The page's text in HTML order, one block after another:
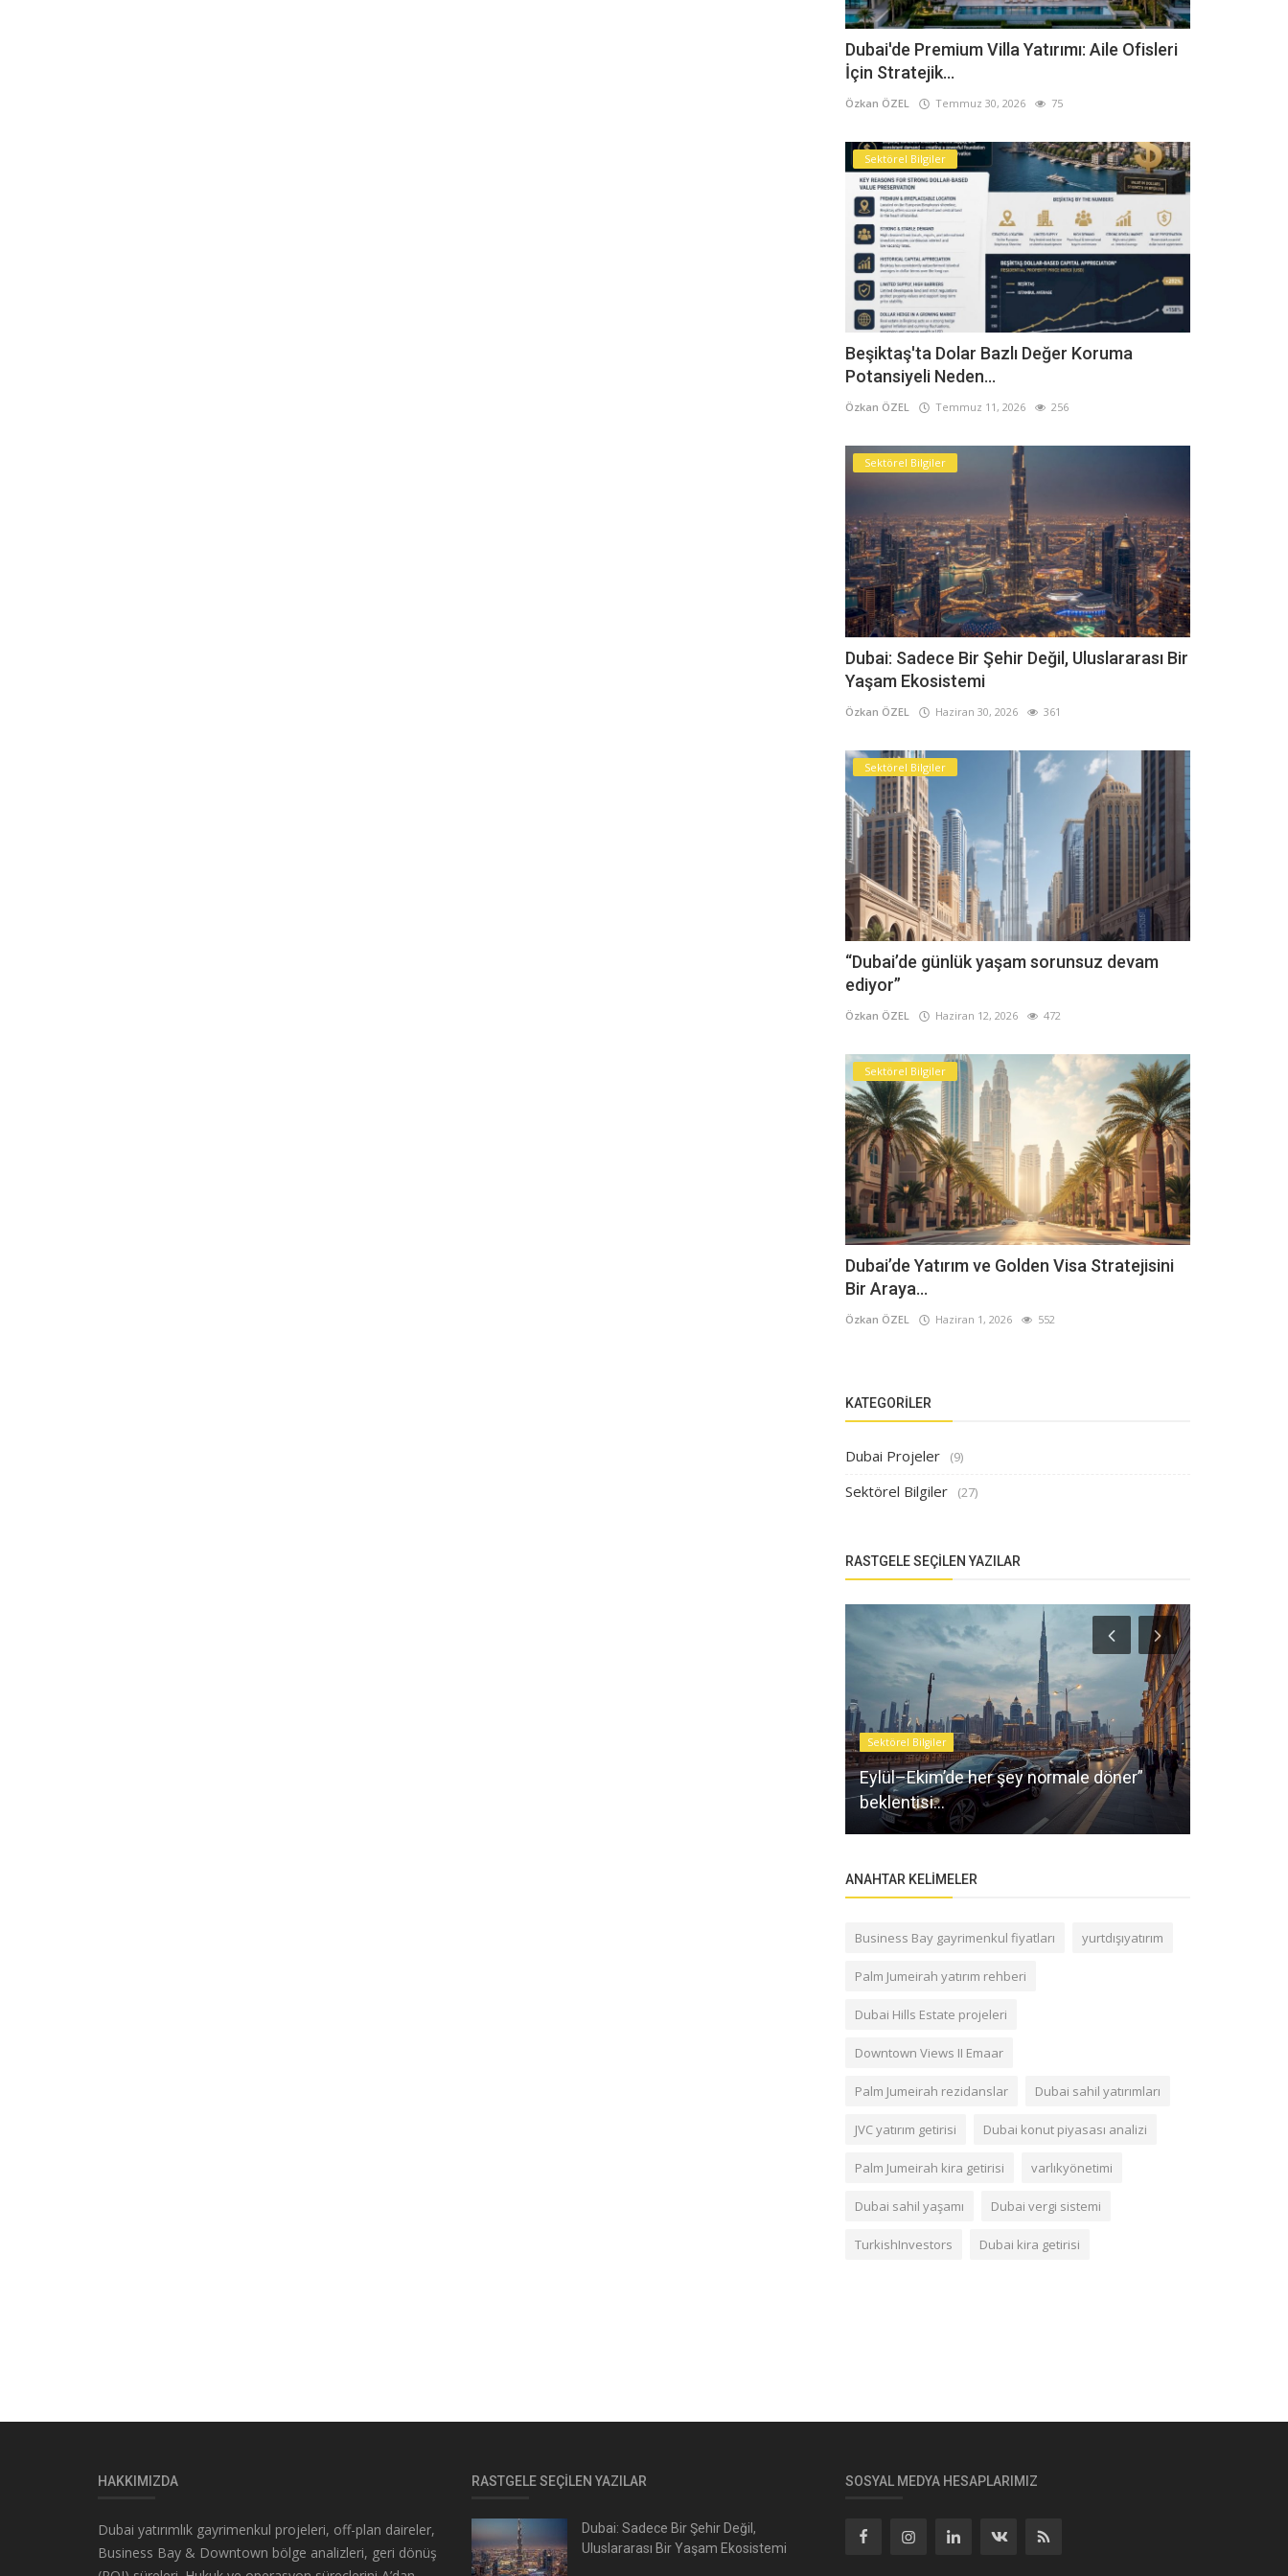
Dubai'de Premium Villa Yatırımı: Aile Ofisleri
İçin Stratejik...
Özkan ÖZEL Temmuz 30, 2026 75
Sektörel Bilgiler
Beşiktaş'ta Dolar Bazlı Değer Koruma
Potansiyeli Neden...
Özkan ÖZEL Temmuz 11, 2026 256
Sektörel Bilgiler
Dubai: Sadece Bir Şehir Değil, Uluslararası Bir
Yaşam Ekosistemi
Özkan ÖZEL Haziran 30, 2026 361
Sektörel Bilgiler
“Dubai’de günlük yaşam sorunsuz devam
ediyor”
Özkan ÖZEL Haziran 12, 2026 472
Sektörel Bilgiler
Dubai’de Yatırım ve Golden Visa Stratejisini
Bir Araya...
Özkan ÖZEL Haziran 1, 2026 552
KATEGORILER
Dubai Projeler (9)
Sektörel Bilgiler (27)
RASTGELE SEÇILEN YAZILAR
Sektörel Bilgiler
Eylül–Ekim’de her şey normale döner”
beklentisi…
ANAHTAR KELIMELER
Business Bay gayrimenkul fiyatları yurtdışıyatırım
Palm Jumeirah yatırım rehberi
Dubai Hills Estate projeleri
Downtown Views II Emaar
Palm Jumeirah rezidanslar Dubai sahil yatırımları
JVC yatırım getirisi Dubai konut piyasası analizi
Palm Jumeirah kira getirisi varlıkyönetimi
Dubai sahil yaşamı Dubai vergi sistemi
TurkishInvestors Dubai kira getirisi
HAKKIMIZDA
Dubai yatırımlık gayrimenkul projeleri, off-plan daireler,
Business Bay & Downtown bölge analizleri, geri dönüş
RASTGELE SEÇILEN YAZILAR
Dubai: Sadece Bir Şehir Değil,
Uluslararası Bir Yaşam Ekosistemi
SOSYAL MEDYA HESAPLARIMIZ